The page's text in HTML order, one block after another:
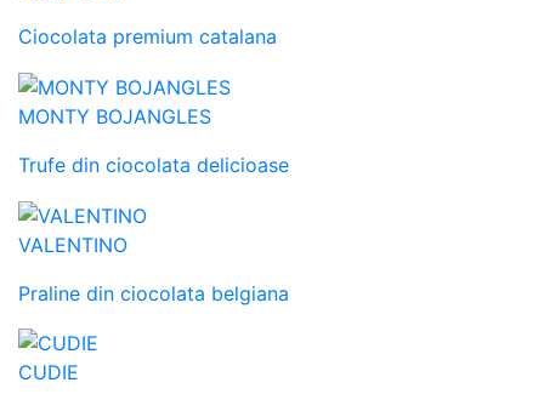
Ciocolata premium catalana
MONTY BOJANGLES
Trufe din ciocolata delicioase
VALENTINO
Praline din ciocolata belgiana
CUDIE